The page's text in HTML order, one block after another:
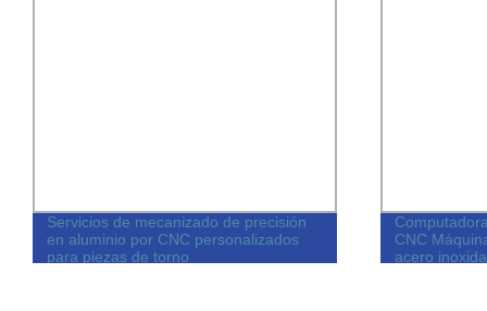
Servicios de mecanizado de precisión
en aluminio por CNC personalizados
para piezas de torno
CNC
acero